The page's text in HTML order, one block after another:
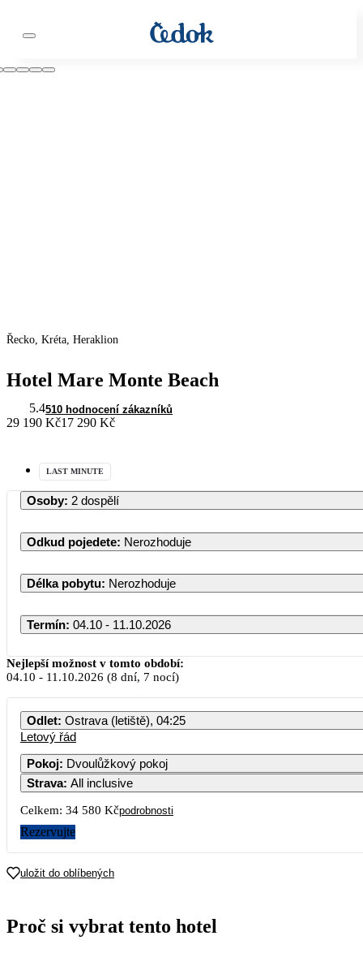
Řecko, Kréta, Heraklion
Hotel Mare Monte Beach
5.4510 hodnocení zákazníků
29 190 Kč17 290 Kč
LAST MINUTE
Osoby: 2 dospělí
Odkud pojedete: Nerozhoduje
Délka pobytu: Nerozhoduje
Termín: 04.10 - 11.10.2026
Nejlepší možnost v tomto období:
04.10 - 11.10.2026 (8 dní, 7 nocí)
Odlet: Ostrava (letiště), 04:25
Letový řád
Pokoj: Dvoulůžkový pokoj
Strava: All inclusive
Celkem: 34 580 Kčpodrobnosti
Rezervujte
uložit do oblíbených
Proč si vybrat tento hotel